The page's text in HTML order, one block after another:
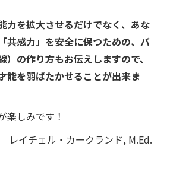
力を拡大させるだけでなく、あな
共感力」を安全に保つための、バ
）の作り方もお伝えしますので、
能を羽ばたかせることが出来ま
楽しみです！
レイチェル・カークランド, M.Ed.